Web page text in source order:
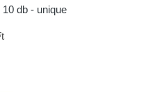
db - unique